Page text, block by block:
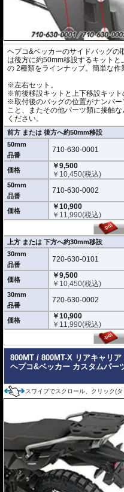
ヘプコ&ベッカーのサイドバッグの
は後方に約50mm移設するキット
の 2種類をラインナップ。簡単な作
※左右セット。
※前後移設キットと上下移設キット
※取付後のバッグの位置がナンバ
こと、またその他パーツ類に接触
ください。
前方 または 後方へ約50mm移設
50mm
品番
710-630-0001
価格
￥9,500
￥ 10,450(税込)
50mm
品番
710-630-0002
価格
￥10,900
￥ 11,990(税込)
上方 または 下方へ約30mm移設
30mm
品番
720-630-0101
価格
￥9,500
￥ 10,450(税込)
30mm
品番
720-630-0002
価格
￥10,900
￥ 11,990(税込)
800MT / 800MT-X リアキャリ
ヘプコ&ベッカー カスタムパー
スワイプでスクロール、クリック(